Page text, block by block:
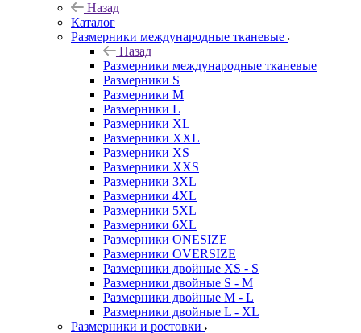
Назад
Каталог
Размерники международные тканевые
Назад
Размерники международные тканевые
Размерники S
Размерники M
Размерники L
Размерники XL
Размерники XXL
Размерники XS
Размерники XXS
Размерники 3XL
Размерники 4XL
Размерники 5XL
Размерники 6XL
Размерники ONESIZE
Размерники OVERSIZE
Размерники двойные XS - S
Размерники двойные S - M
Размерники двойные M - L
Размерники двойные L - XL
Размерники и ростовки